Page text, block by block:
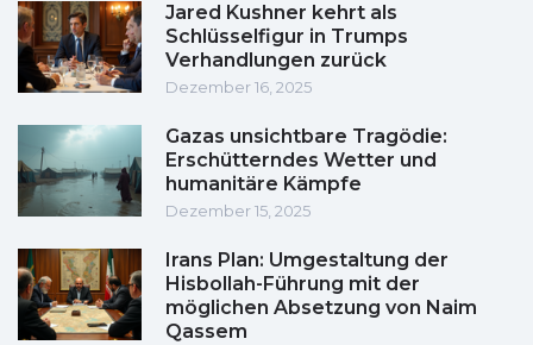
Jared Kushner kehrt als
Schlüsselfigur in Trumps
Verhandlungen zurück
Dezember 16, 2025
Gazas unsichtbare Tragödie:
Erschütterndes Wetter und
humanitäre Kämpfe
Dezember 15, 2025
Irans Plan: Umgestaltung der
Hisbollah-Führung mit der
möglichen Absetzung von Naim
Qassem